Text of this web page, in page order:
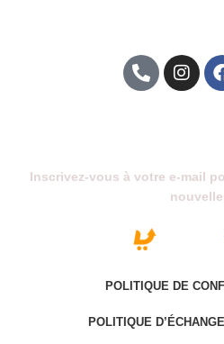
Inscrivez-vous à votre e-mail
POLITIQUE DE
POLITIQUE